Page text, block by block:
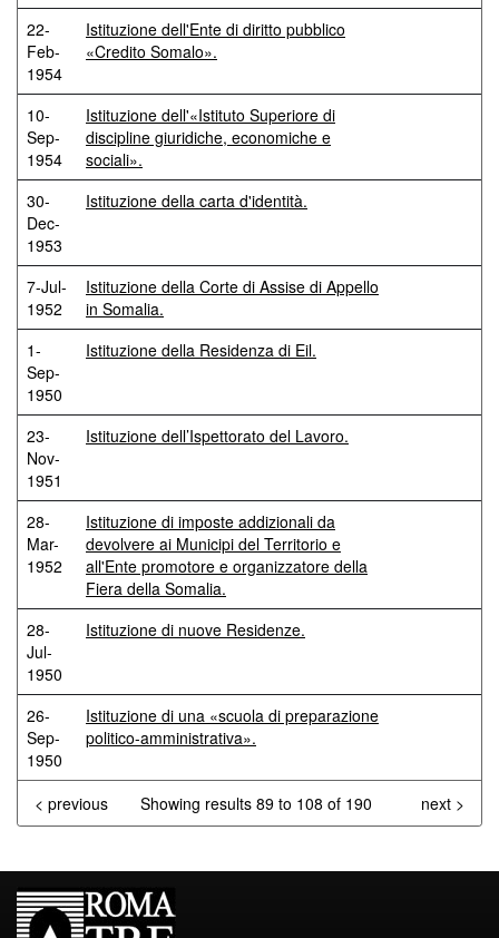
22-
Feb-
1954
Istituzione dell'Ente di diritto pubblico
«Credito Somalo».
10-
Sep-
1954
Istituzione dell'«Istituto Superiore di
discipline giuridiche, economiche e
sociali».
30-
Dec-
1953
Istituzione della carta d'identità.
7-Jul-
1952
Istituzione della Corte di Assise di Appello
in Somalia.
1-
Sep-
1950
Istituzione della Residenza di Eil.
23-
Nov-
1951
Istituzione dell’Ispettorato del Lavoro.
28-
Mar-
1952
Istituzione di imposte addizionali da
devolvere ai Municipi del Territorio e
all'Ente promotore e organizzatore della
Fiera della Somalia.
28-
Jul-
1950
Istituzione di nuove Residenze.
26-
Sep-
1950
Istituzione di una «scuola di preparazione
politico-amministrativa».
Showing results 89 to 108 of 190
< previous next >